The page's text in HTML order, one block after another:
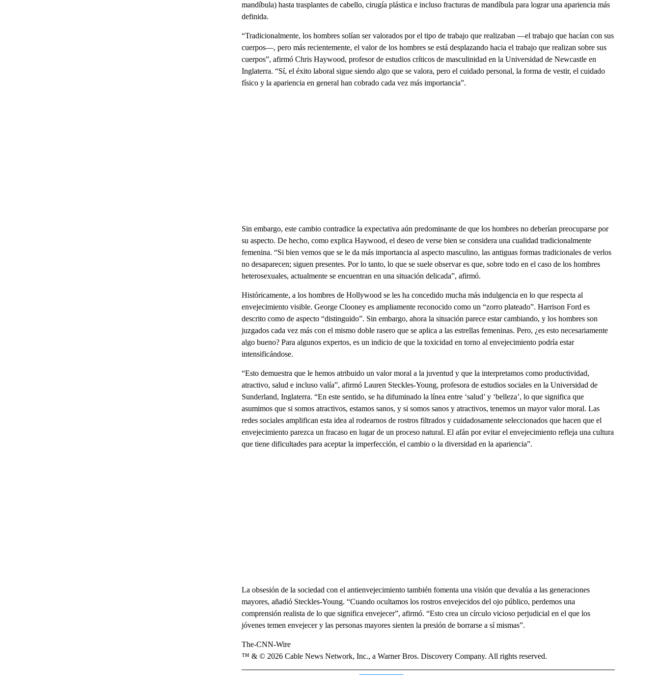
mandíbula) hasta trasplantes de cabello, cirugía plástica e incluso fracturas de mandíbula para lograr una apariencia más
definida.
“Tradicionalmente, los hombres solían ser valorados por el tipo de trabajo que realizaban —el trabajo que hacían con sus
cuerpos—, pero más recientemente, el valor de los hombres se está desplazando hacia el trabajo que realizan sobre sus
cuerpos”, afirmó Chris Haywood, profesor de estudios críticos de masculinidad en la Universidad de Newcastle en
Inglaterra. “Sí, el éxito laboral sigue siendo algo que se valora, pero el cuidado personal, la forma de vestir, el cuidado
físico y la apariencia en general han cobrado cada vez más importancia”.
Sin embargo, este cambio contradice la expectativa aún predominante de que los hombres no deberían preocuparse por
su aspecto. De hecho, como explica Haywood, el deseo de verse bien se considera una cualidad tradicionalmente
femenina. “Si bien vemos que se le da más importancia al aspecto masculino, las antiguas formas tradicionales de verlos
no desaparecen; siguen presentes. Por lo tanto, lo que se suele observar es que, sobre todo en el caso de los hombres
heterosexuales, actualmente se encuentran en una situación delicada”, afirmó.
Históricamente, a los hombres de Hollywood se les ha concedido mucha más indulgencia en lo que respecta al
envejecimiento visible. George Clooney es ampliamente reconocido como un “zorro plateado”. Harrison Ford es
descrito como de aspecto “distinguido”. Sin embargo, ahora la situación parece estar cambiando, y los hombres son
juzgados cada vez más con el mismo doble rasero que se aplica a las estrellas femeninas. Pero, ¿es esto necesariamente
algo bueno? Para algunos expertos, es un indicio de que la toxicidad en torno al envejecimiento podría estar
intensificándose.
“Esto demuestra que le hemos atribuido un valor moral a la juventud y que la interpretamos como productividad,
atractivo, salud e incluso valía”, afirmó Lauren Steckles-Young, profesora de estudios sociales en la Universidad de
Sunderland, Inglaterra. “En este sentido, se ha difuminado la línea entre ‘salud’ y ‘belleza’, lo que significa que
asumimos que si somos atractivos, estamos sanos, y si somos sanos y atractivos, tenemos un mayor valor moral. Las
redes sociales amplifican esta idea al rodearnos de rostros filtrados y cuidadosamente seleccionados que hacen que el
envejecimiento parezca un fracaso en lugar de un proceso natural. El afán por evitar el envejecimiento refleja una cultura
que tiene dificultades para aceptar la imperfección, el cambio o la diversidad en la apariencia”.
La obsesión de la sociedad con el antienvejecimiento también fomenta una visión que devalúa a las generaciones
mayores, añadió Steckles-Young. “Cuando ocultamos los rostros envejecidos del ojo público, perdemos una
comprensión realista de lo que significa envejecer”, afirmó. “Esto crea un círculo vicioso perjudicial en el que los
jóvenes temen envejecer y las personas mayores sienten la presión de borrarse a sí mismas”.
The-CNN-Wire
™ & © 2026 Cable News Network, Inc., a Warner Bros. Discovery Company. All rights reserved.